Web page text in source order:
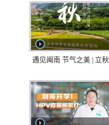
遇见闽南 节气之美 | 立秋